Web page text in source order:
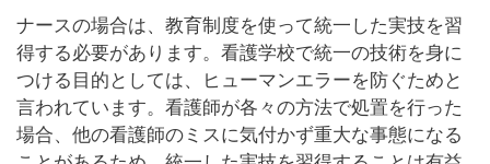
ナースの場合は、教育制度を使って統一した実技を習
得する必要があります。看護学校で統一の技術を身に
つける目的としては、ヒューマンエラーを防ぐためと
言われています。看護師が各々の方法で処置を行った
場合、他の看護師のミスに気付かず重大な事態になる